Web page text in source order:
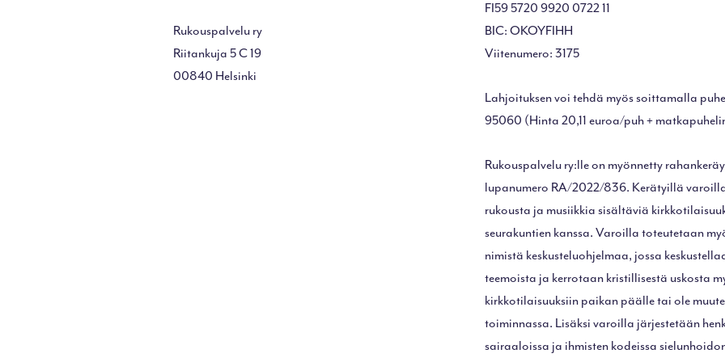
Rukouspalvelu ry
Riitankuja 5 C 19
00840 Helsinki
FI59 5720 9920 0722 11
BIC: OKOYFIHH
Viitenumero: 3175
Lahjoituksen voi tehdä myös soittamalla
95060 (Hinta 20,11 euroa/puh +
Rukouspalvelu ry:lle on myönnetty
lupanumero RA/2022/836. Kerätyillä
rukousta ja musiikkia sisältäviä
seurakuntien kanssa. Varoilla toteutetaan
nimistä keskusteluohjelmaa, jossa
teemoista ja kerrotaan kristillisestä uskosta
kirkkotilaisuuksiin paikan päälle tai ole
toiminnassa. Lisäksi varoilla järjestetään
sairaaloissa ja ihmisten kodeissa